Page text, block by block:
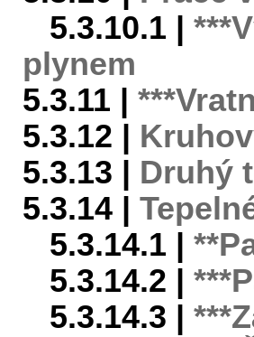
5.3.10.1 |
plynem
5.3.11 |
5.3.12 |
5.3.13 | Druhý
5.3.14 |
5.3.14.1 |
5.3.14.2 |
5.3.14.3 |